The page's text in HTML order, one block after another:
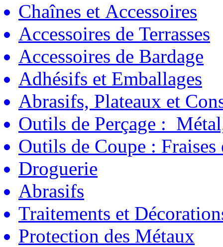
Chaînes et Accessoires
Accessoires de Terrasses
Accessoires de Bardage
Adhésifs et Emballages
Abrasifs, Plateaux et
Outils de Perçage :
Outils de Coupe : Fraises
Droguerie
Abrasifs
Traitements et
Protection des Métaux